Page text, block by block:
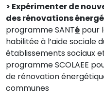
> Expérimenter de
des rénovations
programme SANTé pour
habilitée à l’aide sociale
établissements sociaux
programme SCOLAEE
de rénovation
communes